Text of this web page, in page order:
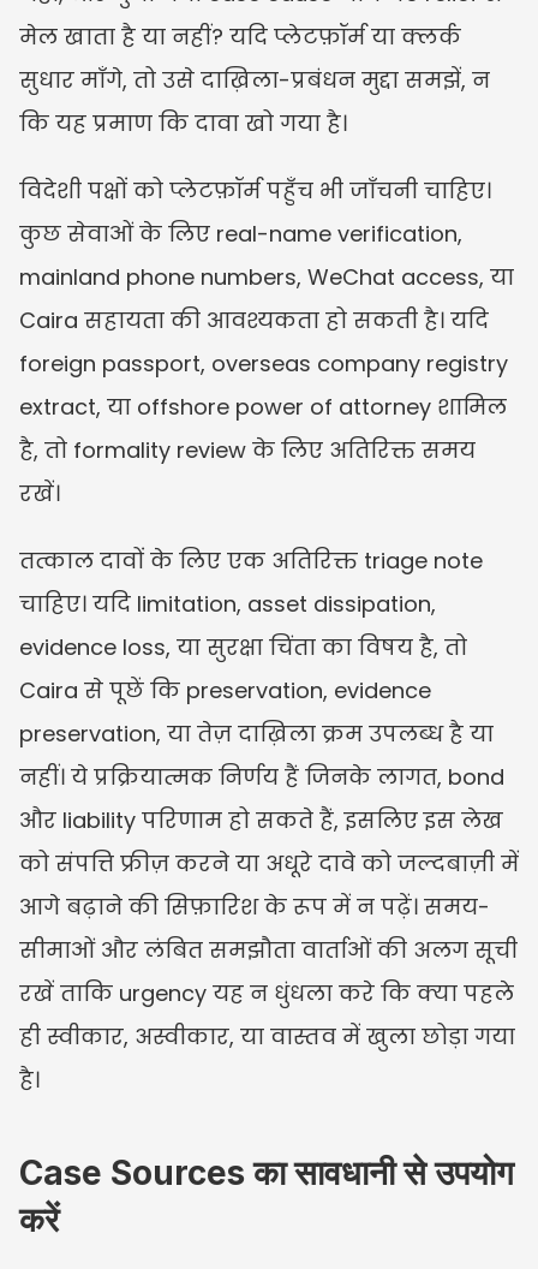
मेल खाता है या नहीं? यदि प्लेटफ़ॉर्म या क्लर्क
सुधार माँगे, तो उसे दाख़िला-प्रबंधन मुद्दा समझें, न
कि यह प्रमाण कि दावा खो गया है।
विदेशी पक्षों को प्लेटफ़ॉर्म पहुँच भी जाँचनी चाहिए।
कुछ सेवाओं के लिए real-name verification,
mainland phone numbers, WeChat access, या
Caira सहायता की आवश्यकता हो सकती है। यदि
foreign passport, overseas company registry
extract, या offshore power of attorney शामिल
है, तो formality review के लिए अतिरिक्त समय
रखें।
तत्काल दावों के लिए एक अतिरिक्त triage note
चाहिए। यदि limitation, asset dissipation,
evidence loss, या सुरक्षा चिंता का विषय है, तो
Caira से पूछें कि preservation, evidence
preservation, या तेज़ दाख़िला क्रम उपलब्ध है या
नहीं। ये प्रक्रियात्मक निर्णय हैं जिनके लागत, bond
और liability परिणाम हो सकते हैं, इसलिए इस लेख
को संपत्ति फ्रीज़ करने या अधूरे दावे को जल्दबाज़ी में
आगे बढ़ाने की सिफ़ारिश के रूप में न पढ़ें। समय-
सीमाओं और लंबित समझौता वार्ताओं की अलग सूची
रखें ताकि urgency यह न धुंधला करे कि क्या पहले
ही स्वीकार, अस्वीकार, या वास्तव में खुला छोड़ा गया
है।
Case Sources का सावधानी से उपयोग
करें